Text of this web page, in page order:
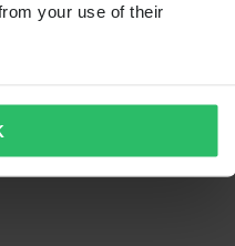
your use of their